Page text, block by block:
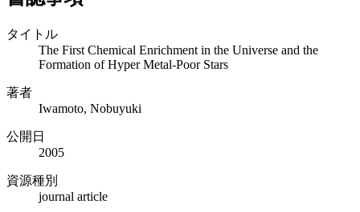
タイトル
The First Chemical Enrichment in the Universe and the
Formation of Hyper Metal-Poor Stars
著者
Iwamoto, Nobuyuki
公開日
2005
資源種別
journal article